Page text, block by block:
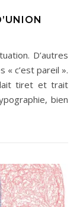
« c’est pareil ».
tiret et trait
bien